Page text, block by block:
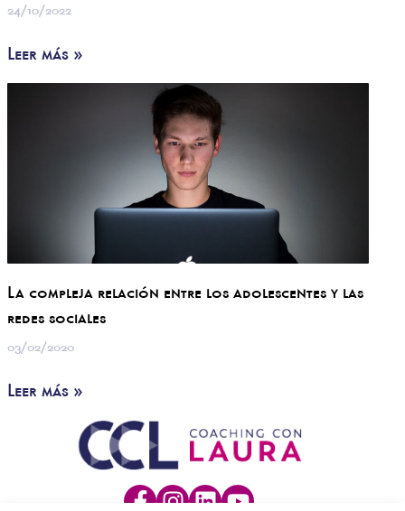
24/10/2022
Leer más »
La compleja relación entre los adolescentes y las
redes sociales
03/02/2020
Leer más »